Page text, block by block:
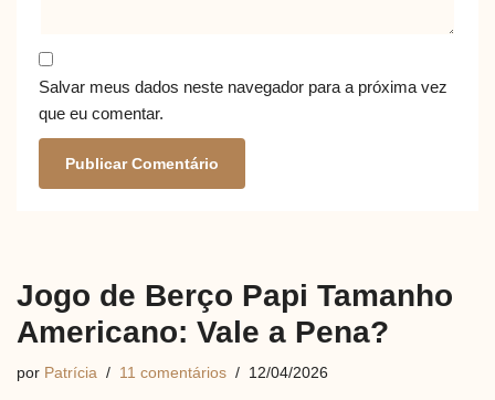
Salvar meus dados neste navegador para a próxima vez
que eu comentar.
Jogo de Berço Papi Tamanho
Americano: Vale a Pena?
por Patrícia 11 comentários 12/04/2026